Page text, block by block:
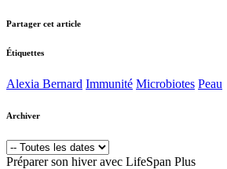
Partager cet article
Étiquettes
Alexia Bernard Immunité Microbiotes Peau
Archiver
Préparer son hiver avec LifeSpan Plus